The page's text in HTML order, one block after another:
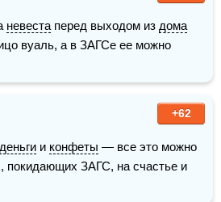
невеста перед выходом из дома
вуаль, а в ЗАГСе ее можно
+62
деньги и конфеты — все это можно
покидающих ЗАГС, на счастье и